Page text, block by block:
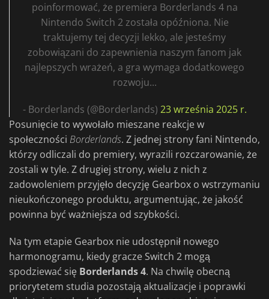
poinformować, że premiera Borderlands 4 na
Nintendo Switch 2 została opóźniona. Nie
traktujemy tej decyzji lekko, ale jesteśmy
zobowiązani do zapewnienia naszym fanom jak
najlepszych wrażeń, a gra wymaga dodatkowego
rozwoju...
- Borderlands (@Borderlands) 23 września 2025 r.
Posunięcie to wywołało mieszane reakcje w
społeczności Borderlands. Z jednej strony fani Nintendo,
którzy odliczali do premiery, wyrazili rozczarowanie, że
zostali w tyle. Z drugiej strony, wielu z nich z
zadowoleniem przyjęło decyzję Gearbox o wstrzymaniu
nieukończonego produktu, argumentując, że jakość
powinna być ważniejsza od szybkości.
Na tym etapie Gearbox nie udostępnił nowego
harmonogramu, kiedy gracze Switch 2 mogą
spodziewać się Borderlands 4. Na chwilę obecną
priorytetem studia pozostają aktualizacje i poprawki